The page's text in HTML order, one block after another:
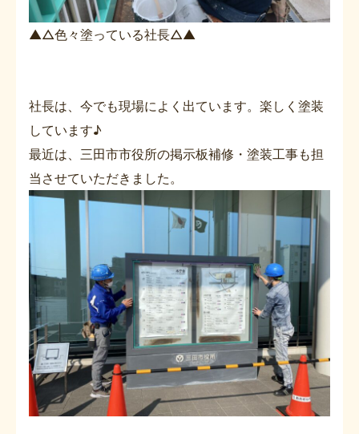
▲△色々塗っている社長△▲
社長は、今でも現場によく出ています。楽しく塗装
しています♪
最近は、三田市市役所の掲示板補修・塗装工事も担
当させていただきました。